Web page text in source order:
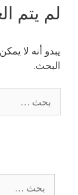
لم يتم
يبدو أنه لا
البحث.